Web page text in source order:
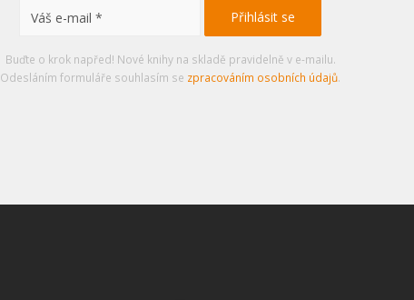
Buďte o krok napřed! Nové knihy na skladě pravidelně v e-mailu.
Odesláním formuláře souhlasím se zpracováním osobních údajů.